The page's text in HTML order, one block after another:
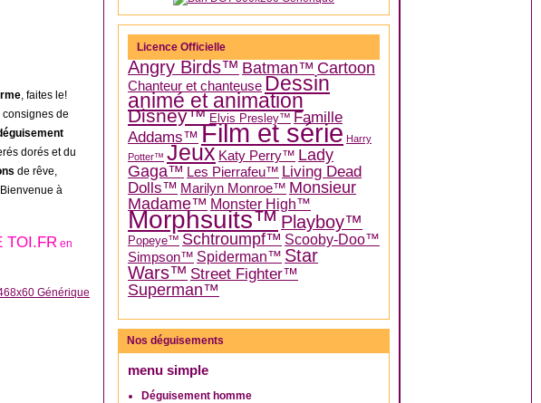
, faites le!
consignes de
dorés et du
de rêve,
à
TOI.FR en
Licence Officielle
Angry Birds™ Batman™ Cartoon
Chanteur et chanteuse Dessin
animé et animation
Disney™ Elvis Presley™ Famille
Addams™ Film et série Harry
Potter™ Jeux Katy Perry™ Lady
Gaga™ Les Pierrafeu™ Living Dead
Dolls™ Marilyn Monroe™ Monsieur
Madame™ Monster High™
Morphsuits™Playboy™
Popeye™ Schtroumpf™ Scooby-Doo™
Simpson™ Spiderman™ Star
Wars™ Street Fighter™
Superman™
Nos déguisements
menu simple
Déguisement homme